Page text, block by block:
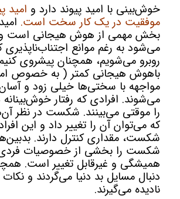
خوش‌بینی با امید پیوند دارد و
موفقیت در یک کار سخت است.
بخش مهمی از هوش هیجانی است
می‌شود به رغم موانع اجتناب‌ناپذیری
روبرو می‌شویم، همچنان پیشروی
باهوش هیجانی کمتر ( به خصوص
مواجهه با سختی‌ها خیلی زود و
می‌شوند. افرادی که رفتار
را موقتی می‌بینند. شکست در نظر
که می‌توان آن را تغییر داد و این
شکست، مقداری کنترل دارند.
شکست را بخشی از خصوصیات فردی
همیشگی و غیرقابل تغییر است.
دنبال مسایل بد دنیا می‌گردند و
نادیده می‌گیرند.